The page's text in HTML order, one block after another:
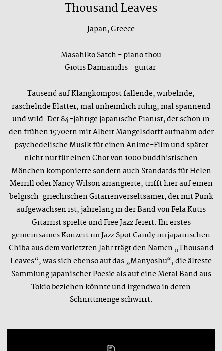
Thousand Leaves
Japan, Greece
Masahiko Satoh - piano thou
Giotis Damianidis - guitar
Tausend auf Klangkompost fallende, wirbelnde,
raschelnde Blätter, mal unheimlich ruhig, mal spannend
und wild. Der 84-jährige japanische Pianist, der schon in
den frühen 1970ern mit Albert Mangelsdorff aufnahm oder
psychedelische Musik für einen Anime-Film und später
nicht nur für einen Chor von 1000 buddhistischen
Mönchen komponierte sondern auch Standards für Helen
Merrill oder Nancy Wilson arrangierte, trifft hier auf einen
belgisch-griechischen Gitarrenverseltsamer, der mit Punk
aufgewachsen ist, jahrelang in der Band von Fela Kutis
Gitarrist spielte und Free Jazz feiert. Ihr erstes
gemeinsames Konzert im Jazz Spot Candy im japanischen
Chiba aus dem vorletzten Jahr trägt den Namen „Thousand
Leaves“, was sich ebenso auf das „Manyoshu“, die älteste
Sammlung japanischer Poesie als auf eine Metal Band aus
Tokio beziehen könnte und irgendwo in deren
Schnittmenge schwirrt.